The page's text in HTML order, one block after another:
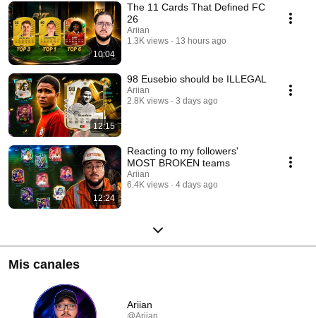
10:04
The 11 Cards That Defined FC
26
Ariian
1.3K views
13 hours ago
12:15
98 Eusebio should be ILLEGAL
Ariian
2.8K views
3 days ago
12:24
Reacting to my followers'
MOST BROKEN teams
Ariian
6.4K views
4 days ago
Mis canales
Ariian
@Ariian